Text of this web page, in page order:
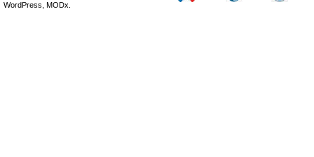
WordPress, MODx.